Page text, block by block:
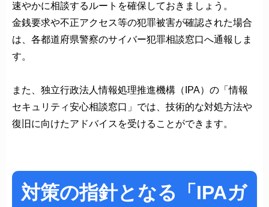
速やかに相談するルートを確保しておきましょう。
金銭要求や不正アクセス等の犯罪被害が確認された場合
は、各都道府県警察のサイバー犯罪相談窓口へ通報しま
す。
また、独立行政法人情報処理推進機構（IPA）の「情報
セキュリティ安心相談窓口」では、技術的な対処方法や
復旧に向けたアドバイスを受けることができます。
対策の指針となる「IPAガ